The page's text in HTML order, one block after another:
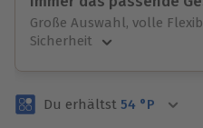
Große Auswahl, volle
Sicherheit
Volle Flexibilität
Du erhältst 54 °P